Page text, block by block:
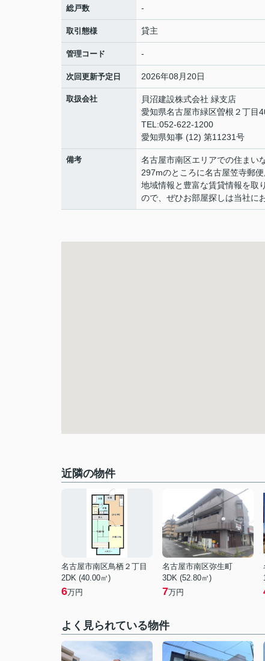
総戸数 -
取引態様 貸主
管理コード -
次回更新予定日 2026年08月20日
取扱会社
貝沼建設株式会社 緑支店
愛知県名古屋市緑区曽根２丁目
TEL:052-622-1200
愛知県知事 (12) 第11231号
備考
名古屋市南区エリアでの住まい
297mのところに名古屋笠寺郵
地域情報と豊富な賃貸情報を取
ので、ぜひお部屋探しは当社に
近隣の物件
名古屋市南区鳥栖２丁目
2DK (40.00㎡)
6万円
名古屋市南区弥生町
3DK (52.80㎡)
7万円
よく見られている物件